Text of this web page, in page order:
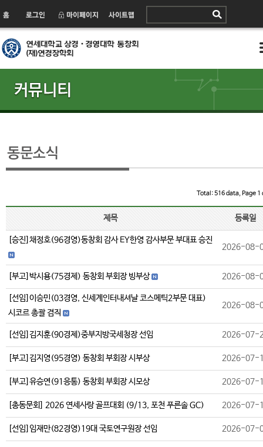
Total: 516 data, Page 1
제목 등록일
[승진]채정호(96경영)동창회 감사 EY한영 감사부문 부대표 승진
2026-08-
[부고]박시용(75경제) 동창회 부회장 빙부상 2026-08-
[선임]이승민(03경영, 신세계인터내셔날 코스메틱2부문 대표)
시코르 총괄 겸직
2026-08-
[선임]김지훈(90경제)중부지방국세청장 선임 2026-07-
[부고]김지영(95경영) 동창회 부회장 시부상 2026-07-
[부고]유승연(91응통) 동창회 부회장 시모상 2026-07-
[총동문회] 2026 연세사랑 골프대회 (9/13, 포천 푸른솔 GC) 2026-07-
[선임]임재만(82경영)19대 국토연구원장 선임 2026-07-